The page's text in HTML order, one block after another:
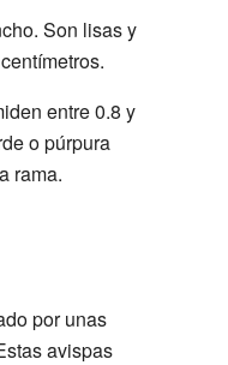
Son lisas y
entre 0.8 y
o púrpura
rama.
por unas
avispas